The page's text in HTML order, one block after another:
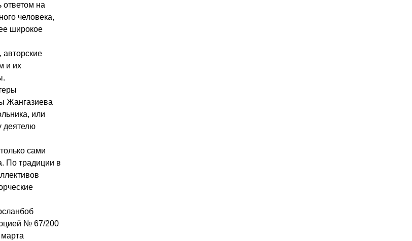
на
человека,
широкое
авторские
и их
Жангазиева
или
деятелю
сами
По традиции в
№ 67/200